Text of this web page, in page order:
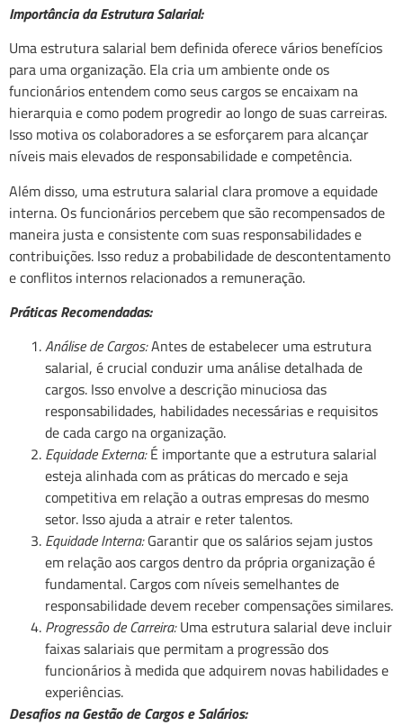
Importância da Estrutura Salarial:
Uma estrutura salarial bem definida oferece vários benefícios
para uma organização. Ela cria um ambiente onde os
funcionários entendem como seus cargos se encaixam na
hierarquia e como podem progredir ao longo de suas carreiras.
Isso motiva os colaboradores a se esforçarem para alcançar
níveis mais elevados de responsabilidade e competência.
Além disso, uma estrutura salarial clara promove a equidade
interna. Os funcionários percebem que são recompensados de
maneira justa e consistente com suas responsabilidades e
contribuições. Isso reduz a probabilidade de descontentamento
e conflitos internos relacionados a remuneração.
Práticas Recomendadas:
Análise de Cargos:Antes de estabelecer uma estrutura
salarial, é crucial conduzir uma análise detalhada de
cargos. Isso envolve a descrição minuciosa das
responsabilidades, habilidades necessárias e requisitos
de cada cargo na organização.
Equidade Externa:É importante que a estrutura salarial
esteja alinhada com as práticas do mercado e seja
competitiva em relação a outras empresas do mesmo
setor. Isso ajuda a atrair e reter talentos.
Equidade Interna:Garantir que os salários sejam justos
em relação aos cargos dentro da própria organização é
fundamental. Cargos com níveis semelhantes de
responsabilidade devem receber compensações similares.
Progressão de Carreira:Uma estrutura salarial deve incluir
faixas salariais que permitam a progressão dos
funcionários à medida que adquirem novas habilidades e
experiências.
Desafios na Gestão de Cargos e Salários: